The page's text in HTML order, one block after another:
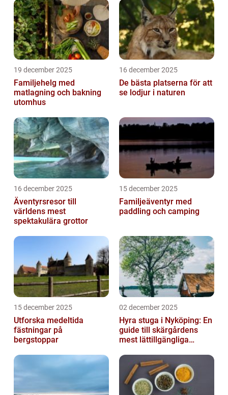
19 december 2025
Familjehelg med
matlagning och bakning
utomhus
16 december 2025
De bästa platserna för att
se lodjur i naturen
16 december 2025
Äventyrsresor till
världens mest
spektakulära grottor
15 december 2025
Familjeäventyr med
paddling och camping
15 december 2025
Utforska medeltida
fästningar på
bergstoppar
02 december 2025
Hyra stuga i Nyköping: En
guide till skärgårdens
mest lättillgängliga